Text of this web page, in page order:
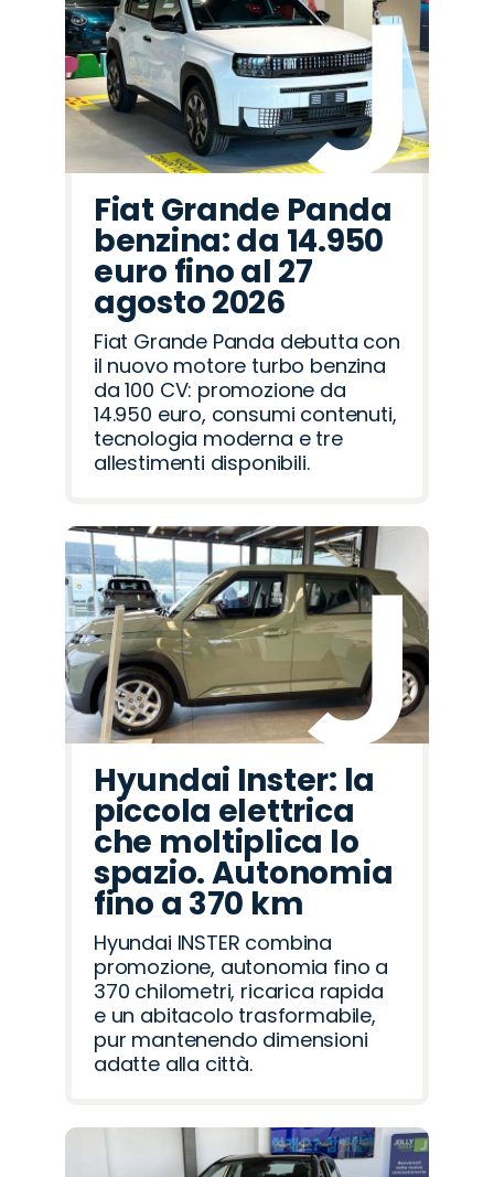
Fiat Grande Panda
benzina: da 14.950
euro fino al 27
agosto 2026
Fiat Grande Panda debutta con
il nuovo motore turbo benzina
da 100 CV: promozione da
14.950 euro, consumi contenuti,
tecnologia moderna e tre
allestimenti disponibili.
Hyundai Inster: la
piccola elettrica
che moltiplica lo
spazio. Autonomia
fino a 370 km
Hyundai INSTER combina
promozione, autonomia fino a
370 chilometri, ricarica rapida
e un abitacolo trasformabile,
pur mantenendo dimensioni
adatte alla città.